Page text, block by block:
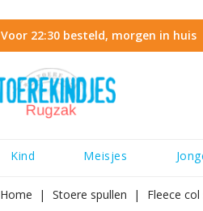
Voor 22:30 besteld, morgen in huis
Kind Meisjes
Home Stoere spullen Fleece